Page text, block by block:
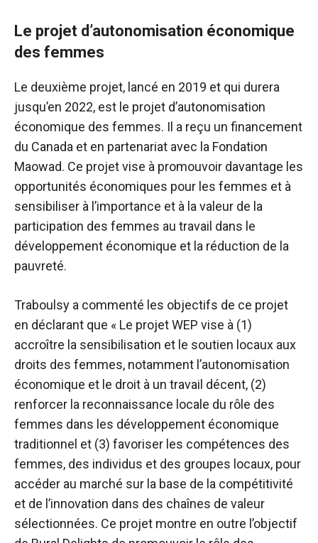
Le projet d’autonomisation économique
des femmes
Le deuxième projet, lancé en 2019 et qui durera
jusqu’en 2022, est le projet d’autonomisation
économique des femmes. Il a reçu un financement
du Canada et en partenariat avec la Fondation
Maowad. Ce projet vise à promouvoir davantage les
opportunités économiques pour les femmes et à
sensibiliser à l’importance et à la valeur de la
participation des femmes au travail dans le
développement économique et la réduction de la
pauvreté.
Traboulsy a commenté les objectifs de ce projet
en déclarant que « Le projet WEP vise à (1)
accroître la sensibilisation et le soutien locaux aux
droits des femmes, notamment l’autonomisation
économique et le droit à un travail décent, (2)
renforcer la reconnaissance locale du rôle des
femmes dans les développement économique
traditionnel et (3) favoriser les compétences des
femmes, des individus et des groupes locaux, pour
accéder au marché sur la base de la compétitivité
et de l’innovation dans des chaînes de valeur
sélectionnées. Ce projet montre en outre l’objectif